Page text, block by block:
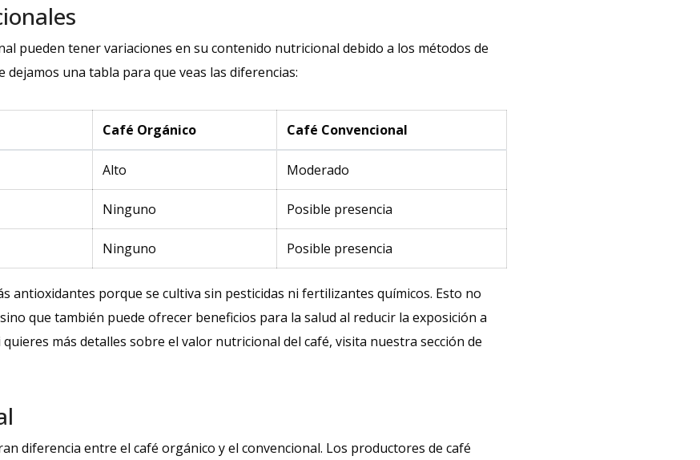
pueden tener variaciones en su contenido nutricional debido a los métodos de
dejamos una tabla para que veas las diferencias:
Café Orgánico Café Convencional
Alto Moderado
Ninguno Posible presencia
Ninguno Posible presencia
antioxidantes porque se cultiva sin pesticidas ni fertilizantes químicos. Esto no
que también puede ofrecer beneficios para la salud al reducir la exposición a
quieres más detalles sobre el valor nutricional del café, visita nuestra sección de
diferencia entre el café orgánico y el convencional. Los productores de café